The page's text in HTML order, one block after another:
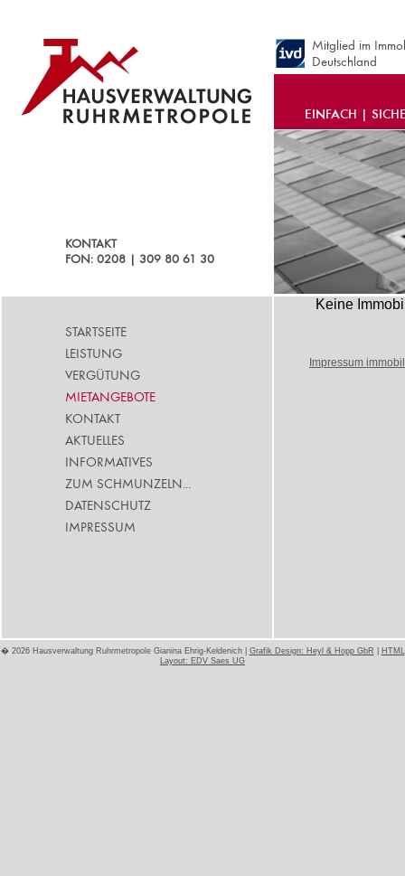
KONTAKT
FON: 0208 | 309 80 61 30
Mitglied im
Deutschland
EINFACH |
Keine
Impressum
STARTSEITE
LEISTUNG
VERGÜTUNG
MIETANGEBOTE
KONTAKT
AKTUELLES
INFORMATIVES
ZUM SCHMUNZELN...
DATENSCHUTZ
IMPRESSUM
� 2026 Hausverwaltung Ruhrmetropole Gianina Ehrig-Keldenich | Grafik Design: Heyl & Hopp GbR
HTML
Layout: EDV Saes UG